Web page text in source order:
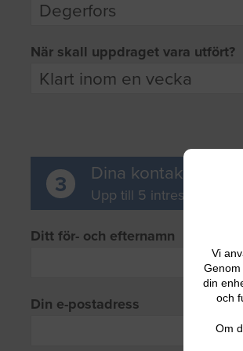
Vi
din
och
Om
När skall uppdraget vara utfört?
3 Dina
Upp till 5 intresserade
Ditt för- och efternamn
Din e-postadress